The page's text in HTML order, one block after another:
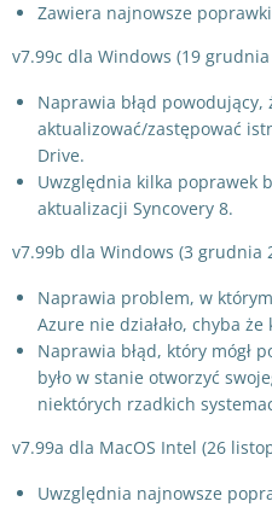
Zawiera najnowsze
v7.99c dla Windows (19 grudnia
Naprawia błąd powodujący,
aktualizować/zastępować
Drive.
Uwzględnia kilka poprawek
aktualizacji Syncovery 8.
v7.99b dla Windows (3 grudnia
Naprawia problem, w
Azure nie działało, chyba
Naprawia błąd, który mógł
było w stanie otworzyć
niektórych rzadkich
v7.99a dla MacOS Intel (26
Uwzględnia najnowsze